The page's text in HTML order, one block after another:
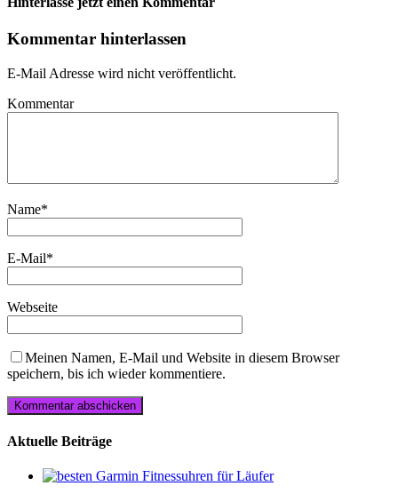
Kommentar hinterlassen
E-Mail Adresse wird nicht veröffentlicht.
Kommentar
Name*
E-Mail*
Webseite
Meinen Namen, E-Mail und Website in diesem Browser
speichern, bis ich wieder kommentiere.
Aktuelle Beiträge